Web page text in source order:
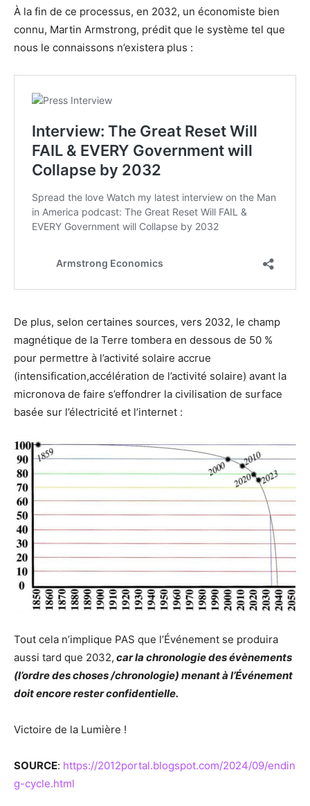
À la fin de ce processus, en 2032, un économiste bien
connu, Martin Armstrong, prédit que le système tel que
nous le connaissons n’existera plus :
De plus, selon certaines sources, vers 2032, le champ
magnétique de la Terre tombera en dessous de 50 %
pour permettre à l’activité solaire accrue
(intensification,accélération de l’activité solaire) avant la
micronova de faire s’effondrer la civilisation de surface
basée sur l’électricité et l’internet :
Tout cela n’implique PAS que l’Événement se produira
aussi tard que 2032, car la chronologie des évènements
(l’ordre des choses /chronologie) menant à l’Événement
doit encore rester confidentielle.
Victoire de la Lumière !
SOURCE: https://2012portal.blogspot.com/2024/09/endin
g-cycle.html